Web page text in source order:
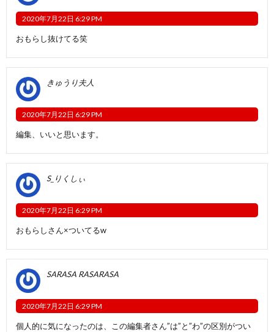
2020年7月22日 6:29 PM
おもらし抜けてる笑
きゅうり夫人
2020年7月22日 6:29 PM
編集、いいと思います。
S_りくしぃ
2020年7月22日 6:29 PM
おもらしさん×ついてるw
SARASA RASARASA
2020年7月22日 6:29 PM
個人的に気になったのは、この編集者さん”は”と”わ”の区別がつい